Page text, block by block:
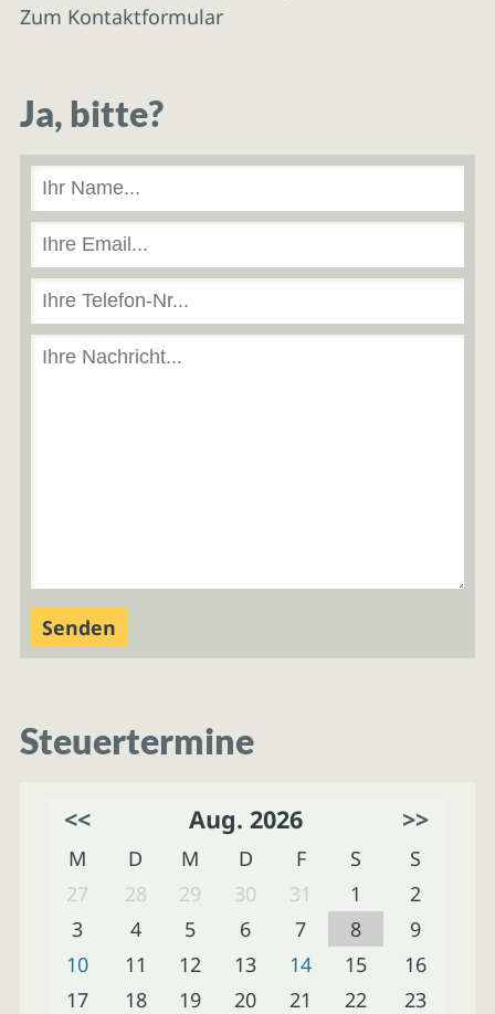
Zum Kontaktformular
Ja, bitte?
Steuertermine
<< Aug. 2026 >>
M D M D F S
S
27
28 29 30 31 1
2
3
4 5 6 7 8
9
10
11 12 13 14 15
16
17
18 19 20 21 22
23